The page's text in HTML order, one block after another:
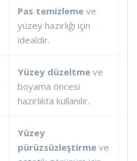
Pas temizleme ve
yüzey hazırlığı için
idealdir.
Yüzey düzeltme ve
boyama öncesi
hazırlıkta kullanılır.
Yüzey
pürüzsüzleştirme ve